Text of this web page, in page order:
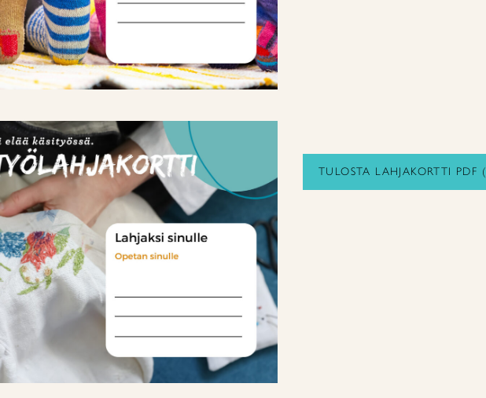
TULOSTA LAHJAKORTTI PDF